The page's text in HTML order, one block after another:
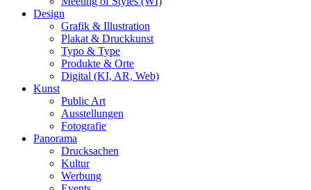
Design
Grafik & Illustration
Plakat & Druckkunst
Typo & Type
Produkte & Orte
Digital (KI, AR, Web)
Kunst
Public Art
Ausstellungen
Fotografie
Panorama
Drucksachen
Kultur
Werbung